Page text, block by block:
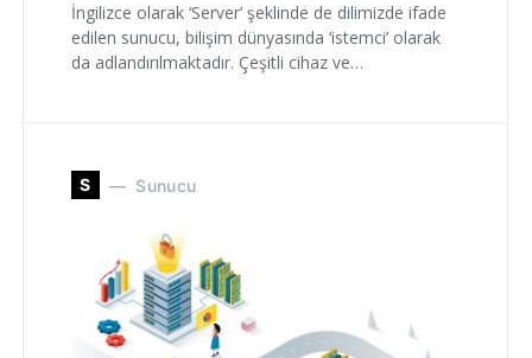
İngilizce olarak ‘Server’ şeklinde de dilimizde ifade
edilen sunucu, bilişim dünyasında ‘istemci’ olarak
da adlandırılmaktadır. Çeşitli cihaz ve…
S Sunucu